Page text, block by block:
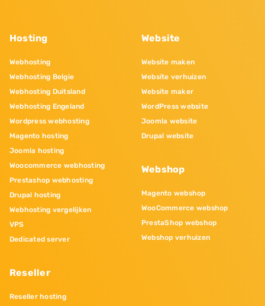
Hosting
Webhosting
Webhosting Belgie
Webhosting Duitsland
Webhosting Engeland
Wordpress webhosting
Magento hosting
Joomla hosting
Woocommerce webhosting
Prestashop webhosting
Drupal hosting
Webhosting vergelijken
VPS
Dedicated server
Reseller
Reseller hosting
Website
Website maken
Website verhuizen
Website maker
WordPress website
Joomla website
Drupal website
Webshop
Magento webshop
WooCommerce webshop
PrestaShop webshop
Webshop verhuizen